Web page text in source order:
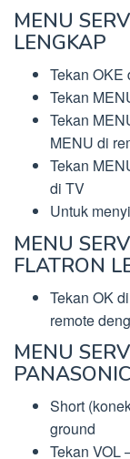
MENU
LENGKAP
Tekan OKE
Tekan
Tekan
MENU di
Tekan
di TV
Untuk
MENU
FLATRON
Tekan OK
remote
MENU
Short
ground
Tekan VOL